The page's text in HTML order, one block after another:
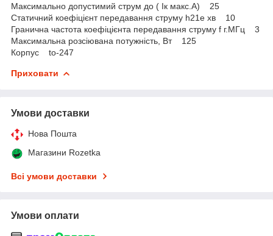
Максимально допустимий струм до ( Iк макс.А) 25
Статичний коефіцієнт передавання струму h21е хв 10
Гранична частота коефіцієнта передавання струму f г.МГц 3
Максимальна розсіювана потужність, Вт 125
Корпус to-247
Приховати
Умови доставки
Нова Пошта
Магазини Rozetka
Всі умови доставки
Умови оплати